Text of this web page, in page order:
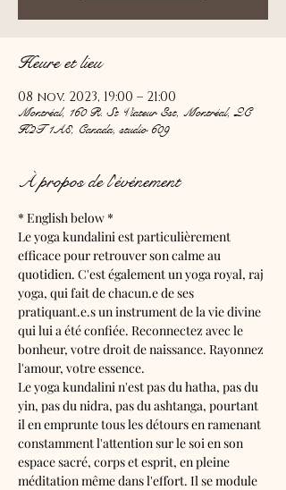
Heure et lieu
08 nov. 2023, 19:00 – 21:00
Montréal, 160 R. St Viateur Est, Montréal, QC
H2T 1A8, Canada, studio 609
À propos de l'événement
* English below *
Le yoga kundalini est particulièrement
efficace pour retrouver son calme au
quotidien. C'est également un yoga royal, raj
yoga, qui fait de chacun.e de ses
pratiquant.e.s un instrument de la vie divine
qui lui a été confiée. Reconnectez avec le
bonheur, votre droit de naissance. Rayonnez
l'amour, votre essence.
Le yoga kundalini n'est pas du hatha, pas du
yin, pas du nidra, pas du ashtanga, pourtant
il en emprunte tous les détours en ramenant
constamment l'attention sur le soi en son
espace sacré, corps et esprit, en pleine
méditation même dans l'effort. Il se module